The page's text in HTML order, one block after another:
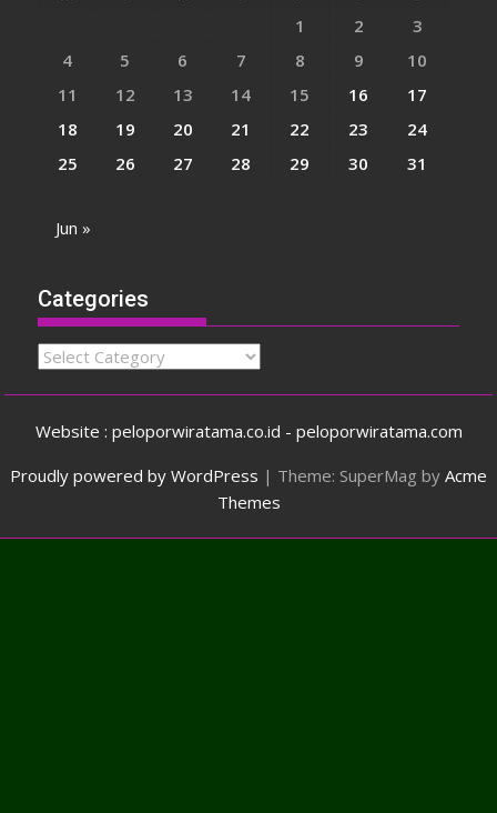
1
2
3
4
5 6 7 8 9
10
11
12 13 14 15 16
17
18
19 20 21 22 23
24
25
26 27 28 29 30 31
Jun »
Categories
Categories
Website : peloporwiratama.co.id - peloporwiratama.com
Proudly powered by WordPress | Theme: SuperMag by Acme
Themes